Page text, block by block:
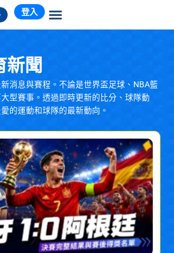
登入
新聞
消息與賽程。不論是世界盃足球、NBA籃
型賽事。透過即時更新的比分、球隊動
的運動和球隊的最新動向。